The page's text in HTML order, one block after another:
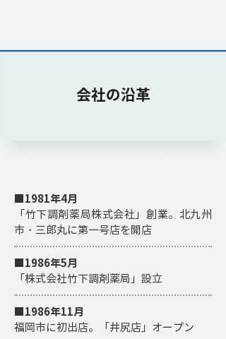
​会社の沿革
■1981年4月
「竹下調剤薬局株式会社」創業。北九州
市・三郎丸に第一号店を開店
■1986年5月
「株式会社竹下調剤薬局」設立
■1986年11月
福岡市に初出店。「井尻店」オープン